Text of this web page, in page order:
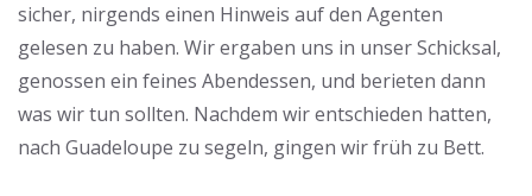
sicher, nirgends einen Hinweis auf den Agenten
gelesen zu haben. Wir ergaben uns in unser Schicksal,
genossen ein feines Abendessen, und berieten dann
was wir tun sollten. Nachdem wir entschieden hatten,
nach Guadeloupe zu segeln, gingen wir früh zu Bett.